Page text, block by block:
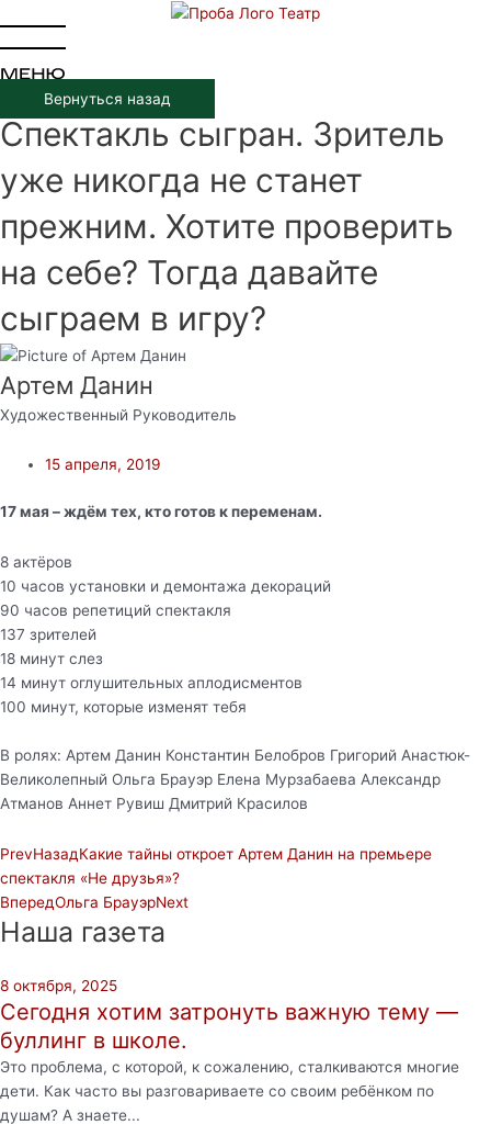
Вернуться назад
Спектакль сыгран. Зритель
уже никогда не станет
прежним. Хотите проверить
на себе? Тогда давайте
сыграем в игру?
Артем Данин
Художественный Руководитель
15 апреля, 2019
17 мая – ждём тех, кто готов к переменам.
8 актёров
10 часов установки и демонтажа декораций
90 часов репетиций спектакля
137 зрителей
18 минут слез
14 минут оглушительных аплодисментов
100 минут, которые изменят тебя
В ролях: Артем Данин Константин Белобров Григорий Анастюк-
Великолепный Ольга Брауэр Елена Мурзабаева Александр
Атманов Аннет Рувиш Дмитрий Красилов
PrevНазадКакие тайны откроет Артем Данин на премьере
спектакля «Не друзья»?
ВпередОльга БрауэрNext
Наша газета
8 октября, 2025
Сегодня хотим затронуть важную тему —
буллинг в школе.
Это проблема, с которой, к сожалению, сталкиваются многие
дети. Как часто вы разговариваете со своим ребёнком по
душам? А знаете...